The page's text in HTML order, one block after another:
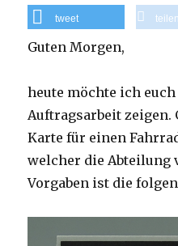
tweet teilen
Guten Morgen,
heute möchte ich
Auftragsarbeit zeigen.
Karte für einen
welcher die Abteilung
Vorgaben ist die